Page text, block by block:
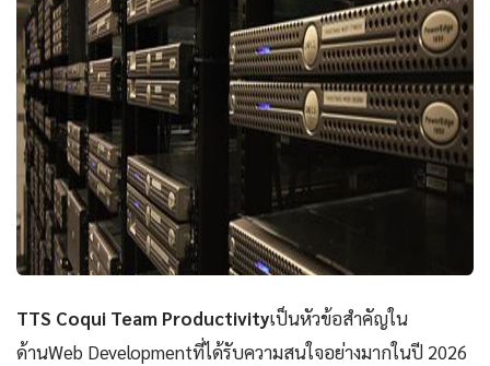
TTS Coqui Team Productivityเป็นหัวข้อสำคัญใน
ด้านWeb Developmentที่ได้รับความสนใจอย่างมากในปี 2026